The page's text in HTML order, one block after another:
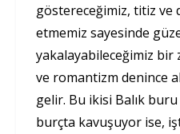
göstereceğimiz, titiz ve
etmemiz sayesinde
yakalayabileceğimiz bir
ve romantizm denince
gelir. Bu ikisi Balık
burçta kavuşuyor ise,